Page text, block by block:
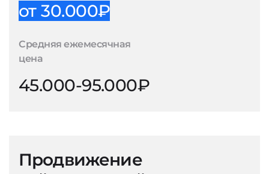
от 30.000₽
Средняя ежемесячная
цена
45.000-95.000₽
Продвижение